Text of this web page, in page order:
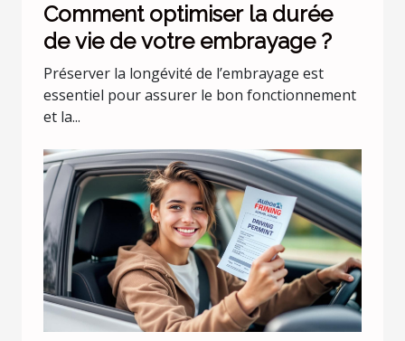
Comment optimiser la durée
de vie de votre embrayage ?
Préserver la longévité de l’embrayage est
essentiel pour assurer le bon fonctionnement
et la...